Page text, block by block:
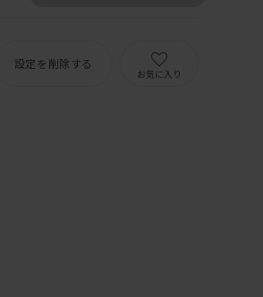
設定を削除する
お気に入り